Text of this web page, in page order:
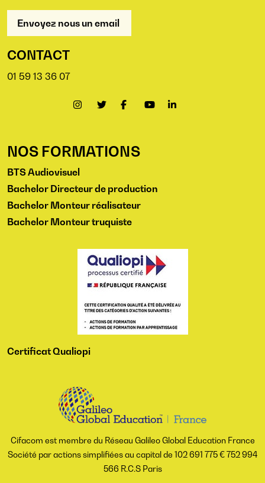
Envoyez nous un email
CONTACT
01 59 13 36 07
NOS FORMATIONS
BTS Audiovisuel
Bachelor Directeur de production
Bachelor Monteur réalisateur
Bachelor Monteur truquiste
Certificat Qualiopi
Cifacom est membre du Réseau Galileo Global Education France
Société par actions simplifiées au capital de 102 691 775 € 752 994
566 R.C.S Paris